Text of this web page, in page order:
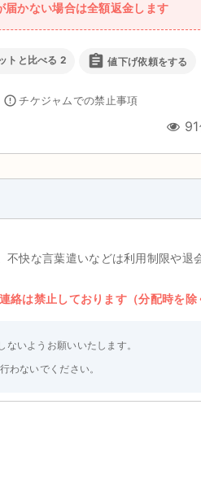
届かない場合は全額返金します
トと比べる2 assignment 値下げ依頼をする
error_outline チケジャムでの禁止事項
快な言葉遣いなどは利用制限や退
は禁止しております（分配時を除
いようお願いいたします。
わないでください。